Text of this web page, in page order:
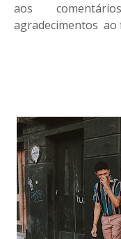
aos
agradecimentos ao